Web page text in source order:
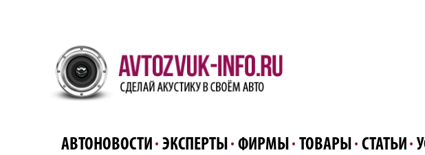
АВТОНОВОСТИ ЭКСПЕРТЫ ФИРМЫ ТОВАРЫ СТАТЬИ